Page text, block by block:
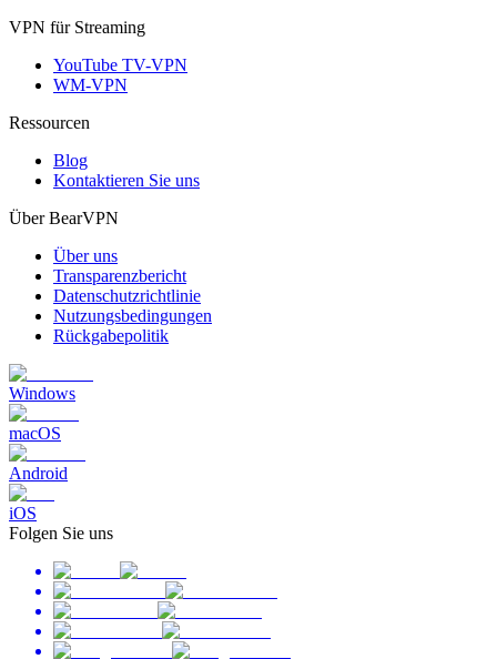
VPN für Streaming
YouTube TV-VPN
WM-VPN
Ressourcen
Blog
Kontaktieren Sie uns
Über BearVPN
Über uns
Transparenzbericht
Datenschutzrichtlinie
Nutzungsbedingungen
Rückgabepolitik
Windows
macOS
Android
iOS
Folgen Sie uns